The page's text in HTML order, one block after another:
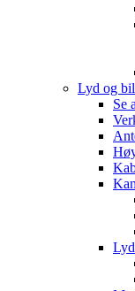
Lyd og
Se